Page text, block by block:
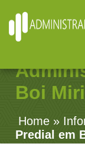
Boi
Home »
Predial em